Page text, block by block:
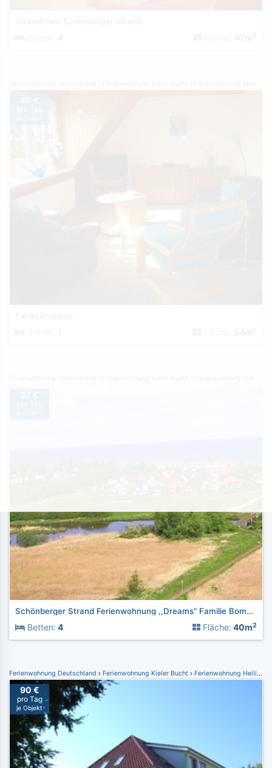
Schönberger Strand Ferienwohnung ,,Dreams" Familie Bomkamp
Betten: 4 Fläche: 40m2
Ferienwohnung Deutschland Ferienwohnung Kieler Bucht Ferienwohnung Heiligenhafen
90 €
pro Tag
je Objekt